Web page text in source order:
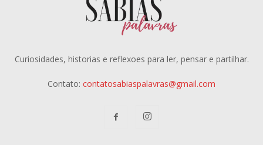
Curiosidades, historias e reflexoes para ler, pensar e partilhar.
Contato: contatosabiaspalavras@gmail.com